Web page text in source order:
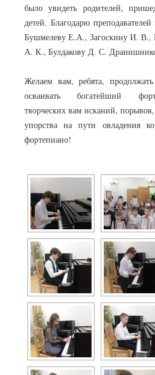
было увидеть родителей,
детей. Благодарю
Бушмелеву Е.А., Загоскину И. В.,
А. К., Булдакову Д. С.
Желаем вам, ребята,
осваивать богатейший
творческих вам исканий,
упорства на пути овладения
фортепиано!